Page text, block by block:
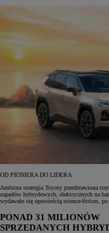
OD PIONIERA DO LIDERA
Ambitna strategia Toyoty przedstawiona
napędów hybrydowych, elektrycznych na
wydawało się opowieścią science-fiction,
PONAD 31 MILIONÓW
SPRZEDANYCH